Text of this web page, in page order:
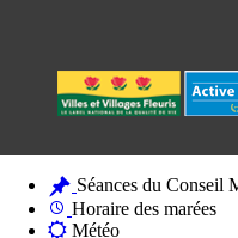
Séances du Conseil
Horaire des marées
Météo